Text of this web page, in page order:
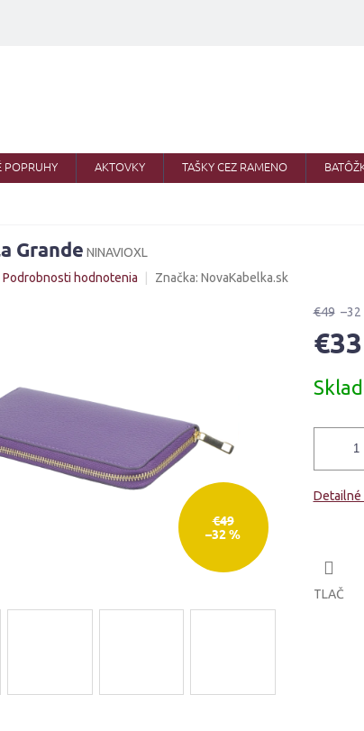
POPRUHY AKTOVKY TAŠKY CEZ RAMENO
Grande NINAVIOXL
Podrobnosti hodnotenia Značka: NovaKabelka.sk
€49
–32 %
€49 –32
€33
cena:
Detailné
TLAČ